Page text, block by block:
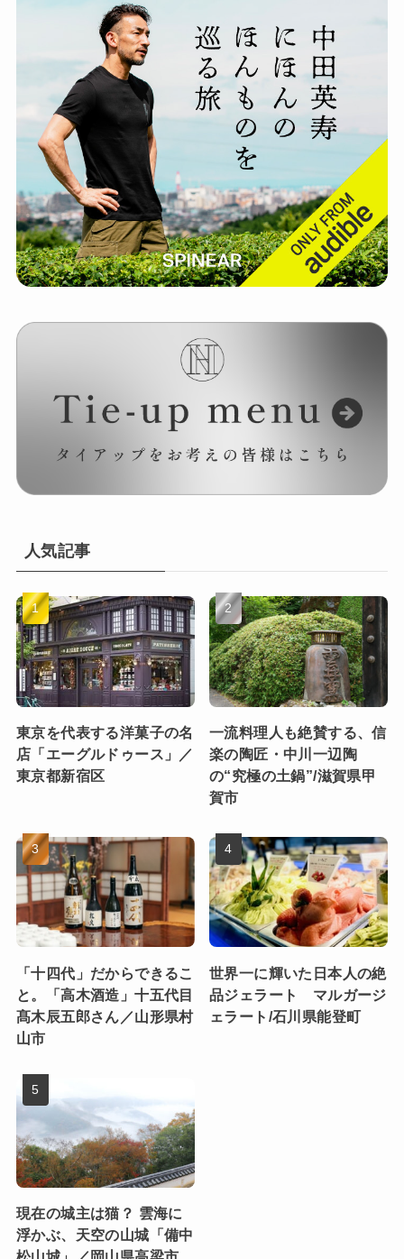
人気記事
東京を代表する洋菓子の名
店「エーグルドゥース」／
東京都新宿区
一流料理人も絶賛する、信
楽の陶匠・中川一辺陶
の“究極の土鍋”/滋賀県甲
賀市
「十四代」だからできるこ
と。「高木酒造」十五代目
髙木辰五郎さん／山形県村
山市
世界一に輝いた日本人の絶
品ジェラート マルガージ
ェラート/石川県能登町
現在の城主は猫？ 雲海に
浮かぶ、天空の山城「備中